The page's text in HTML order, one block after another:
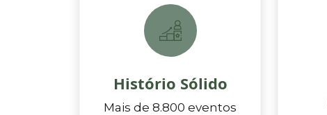
Histório Sólido
Mais de 8.800 eventos